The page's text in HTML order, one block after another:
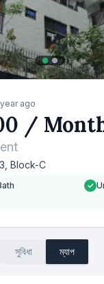
year ago
/
Block-C
সুবিধা ম্যাপ